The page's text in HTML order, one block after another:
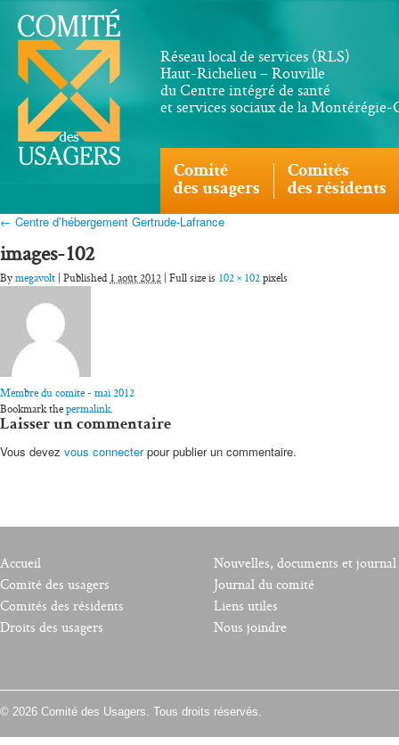
Réseau local de services (RLS)
Haut-Richelieu – Rouville
du Centre intégré de santé
et services sociaux de la
Comité
des usagers
Comités
des résidents
← Centre d’hébergement Gertrude-Lafrance
images-102
By megavolt | Published 1 août 2012 | Full size is 102 × 102 pixels
Membre du comite - mai 2012
Bookmark the permalink.
Laisser un commentaire
Vous devez vous connecterpour publier un commentaire.
Accueil
Comité des usagers
Comités des résidents
Droits des usagers
Nouvelles, documents et journal
Journal du comité
Liens utiles
Nous joindre
© 2026 Comité des Usagers. Tous droits réservés.